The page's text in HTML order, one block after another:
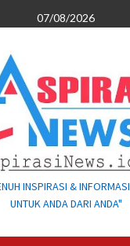
07/08/2026
INSPIRASI &
UNTUK ANDA DARI ANDA"